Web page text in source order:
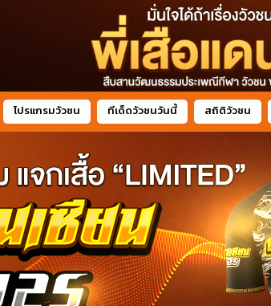
โปรแกรมวัวชน ทีเด็ดวัวชนวันนี้ สถิติวัวชน